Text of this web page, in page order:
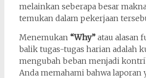
melainkan seberapa besar
temukan dalam pekerjaan
Menemukan “Why”atau alasan
balik tugas-tugas harian adalah
mengubah beban menjadi
Anda memahami bahwa laporan